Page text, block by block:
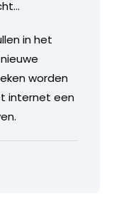
in het
worden
internet een